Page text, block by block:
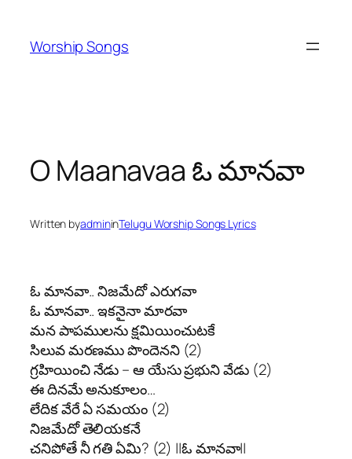
content
Worship Songs
O Maanavaa ఓ మానవా
Written byadmininTelugu Worship Songs Lyrics
ఓ మానవా.. నిజమేదో ఎరుగవా
ఓ మానవా.. ఇకనైనా మారవా
మన పాపములను క్షమియించుటకే
సిలువ మరణము పొందెనని (2)
గ్రహియించి నేడు – ఆ యేసు ప్రభుని వేడు (2)
ఈ దినమే అనుకూలం…
లేదిక వేరే ఏ సమయం (2)
నిజమేదో తెలియకనే
చనిపోతే నీ గతి ఏమి? (2) ||ఓ మానవా||